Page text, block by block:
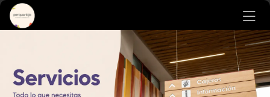
Ir al contenido principal